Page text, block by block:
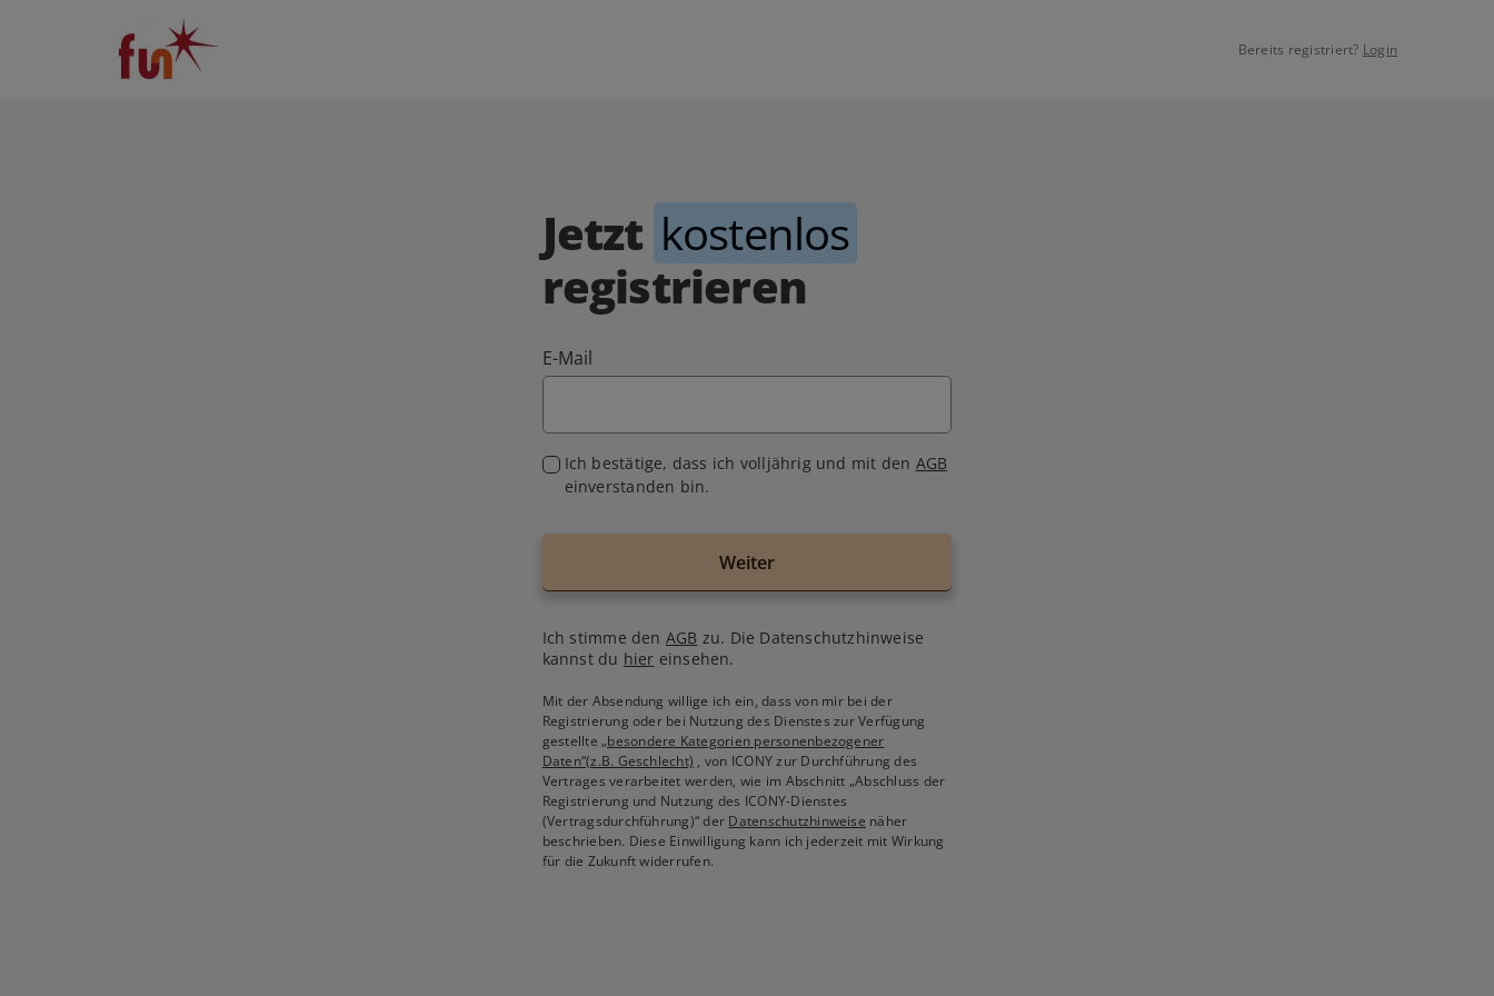
Bereits registriert? Login
Jetzt kostenlos
registrieren
E-Mail
Ich bestätige, dass ich volljährig und mit den AGB
einverstanden bin.
Weiter
Ich stimme den AGB zu. Die Datenschutzhinweise
kannst du hier einsehen.
Mit der Absendung willige ich ein, dass von mir bei der
Registrierung oder bei Nutzung des Dienstes zur Verfügung
gestellte„besondere Kategorien personenbezogener
Daten“(z.B. Geschlecht) , von ICONY zur Durchführung des
Vertrages verarbeitet werden, wie im Abschnitt „Abschluss der
Registrierung und Nutzung des ICONY-Dienstes
(Vertragsdurchführung)“ der Datenschutzhinweise näher
beschrieben. Diese Einwilligung kann ich jederzeit mit Wirkung
für die Zukunft widerrufen.